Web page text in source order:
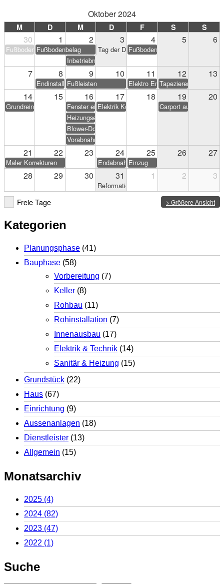
Oktober 2024
M D M D F S S
30 1 2 3 4 5 6
FußbodenbelagFußbodenbelag Tag der Deutschen Einheit
Fußbodenbelag
Inbetriebnahme PV-Anlage
7 8 9 10 11 12 13
Endinstallation Heizung/Sanitär
Fußleisten Elektro Endarbeiten
Tapezieren &
14 15 16 17 18 19 20
Grundreinigung Fenster einstellenElektrik Korrekturen
Carport aufstellen
Heizungseinweisung
Blower-Door-Test
Vorabnahme
21 22 23 24 25 26 27
Maler Korrekturen EndabnahmeEinzug
28 29 30 31 1 2 3
Reformationstag
> Größere Ansicht
Freie Tage
Kategorien
Planungsphase (41)
Bauphase (58)
Vorbereitung (7)
Keller (8)
Rohbau (11)
Rohinstallation (7)
Innenausbau (17)
Elektrik & Technik (14)
Sanitär & Heizung (15)
Grundstück (22)
Haus (67)
Einrichtung (9)
Aussenanlagen (18)
Dienstleister (13)
Allgemein (15)
Monatsarchiv
2025 (4)
2024 (82)
2023 (47)
2022 (1)
Suche